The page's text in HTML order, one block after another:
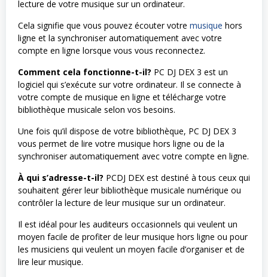
lecture de votre musique sur un ordinateur.
Cela signifie que vous pouvez écouter votre musique hors
ligne et la synchroniser automatiquement avec votre
compte en ligne lorsque vous vous reconnectez.
Comment cela fonctionne-t-il? PC DJ DEX 3 est un
logiciel qui s’exécute sur votre ordinateur. Il se connecte à
votre compte de musique en ligne et télécharge votre
bibliothèque musicale selon vos besoins.
Une fois qu’il dispose de votre bibliothèque, PC DJ DEX 3
vous permet de lire votre musique hors ligne ou de la
synchroniser automatiquement avec votre compte en ligne.
À qui s’adresse-t-il? PCDJ DEX est destiné à tous ceux qui
souhaitent gérer leur bibliothèque musicale numérique ou
contrôler la lecture de leur musique sur un ordinateur.
Il est idéal pour les auditeurs occasionnels qui veulent un
moyen facile de profiter de leur musique hors ligne ou pour
les musiciens qui veulent un moyen facile d’organiser et de
lire leur musique.